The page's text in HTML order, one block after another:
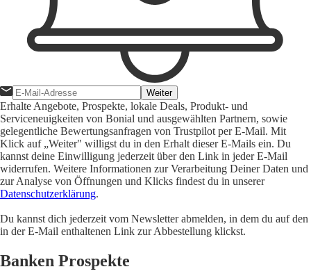
Weiter
Erhalte Angebote, Prospekte, lokale Deals, Produkt- und
Serviceneuigkeiten von Bonial und ausgewählten Partnern, sowie
gelegentliche Bewertungsanfragen von Trustpilot per E-Mail. Mit
Klick auf „Weiter" willigst du in den Erhalt dieser E-Mails ein. Du
kannst deine Einwilligung jederzeit über den Link in jeder E-Mail
widerrufen. Weitere Informationen zur Verarbeitung Deiner Daten und
zur Analyse von Öffnungen und Klicks findest du in unserer
Datenschutzerklärung.
Du kannst dich jederzeit vom Newsletter abmelden, in dem du auf den
in der E-Mail enthaltenen Link zur Abbestellung klickst.
Banken Prospekte